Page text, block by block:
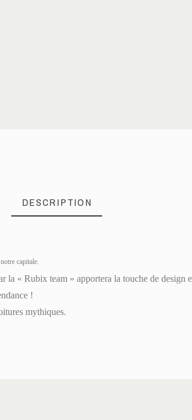
DESCRIPTION
capitale.
la « Rubix team » apportera la touche de design
!
mythiques.